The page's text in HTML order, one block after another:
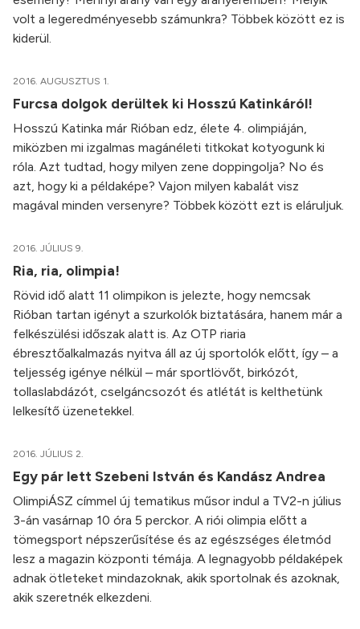
volt a legeredményesebb számunkra? Többek között ez is
kiderül.
2016. AUGUSZTUS 1.
Furcsa dolgok derültek ki Hosszú Katinkáról!
Hosszú Katinka már Rióban edz, élete 4. olimpiáján,
miközben mi izgalmas magánéleti titkokat kotyogunk ki
róla. Azt tudtad, hogy milyen zene doppingolja? No és
azt, hogy ki a példaképe? Vajon milyen kabalát visz
magával minden versenyre? Többek között ezt is eláruljuk.
2016. JÚLIUS 9.
Ria, ria, olimpia!
Rövid idő alatt 11 olimpikon is jelezte, hogy nemcsak
Rióban tartan igényt a szurkolók biztatására, hanem már a
felkészülési időszak alatt is. Az OTP riaria
ébresztőalkalmazás nyitva áll az új sportolók előtt, így – a
teljesség igénye nélkül – már sportlövőt, birkózót,
tollaslabdázót, cselgáncsozót és atlétát is kelthetünk
lelkesítő üzenetekkel.
2016. JÚLIUS 2.
Egy pár lett Szebeni István és Kandász Andrea
OlimpiÁSZ címmel új tematikus műsor indul a TV2-n július
3-án vasárnap 10 óra 5 perckor. A riói olimpia előtt a
tömegsport népszerűsítése és az egészséges életmód
lesz a magazin központi témája. A legnagyobb példaképek
adnak ötleteket mindazoknak, akik sportolnak és azoknak,
akik szeretnék elkezdeni.